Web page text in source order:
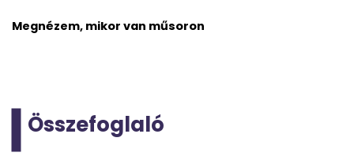
Megnézem, mikor van műsoron
Összefoglaló